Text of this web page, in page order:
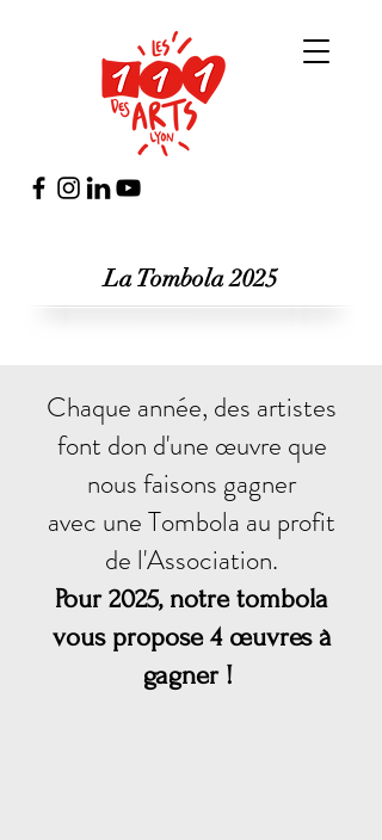
La Tombola 2025
Chaque année, des artistes
font don d'une œuvre que
nous faisons gagner
avec une Tombola au profit
de l'Association.
Pour 2025, notretombola
vous propose4 œuvresà
gagner !